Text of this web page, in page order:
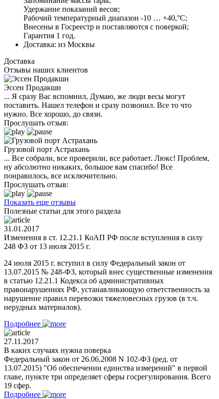
Удержание показаний весов;
Рабочий температурный диапазон -10 … +40,°С;
Внесены в Госреестр и поставляются с поверкой;
Гарантия 1 год.
Доставка: из Москвы
Доставка
Отзывы наших клиентов
Эссен Продакшн
... Я сразу Вас вспомнил, Думаю, же люди весы могут
поставить. Нашел телефон и сразу позвонил. Все то что
нужно. Все хорошо, до связи.
Прослушать отзыв:
Грузовой порт Астрахань
... Все собрали, все проверили, все работает. Люкс! Проблем,
ну абсолютно никаких, большое вам спасибо! Все
понравилось, все исключительно.
Прослушать отзыв:
Показать еще отзывы
Полезные статьи для этого раздела
31.01.2017
Изменения в ст. 12.21.1 КоАП РФ после вступления в силу
248 ФЗ от 13 июля 2015 г.
24 июля 2015 г. вступил в силу Федеральный закон от
13.07.2015 № 248-ФЗ, который внес существенные изменения
в статью 12.21.1 Кодекса об административных
правонарушениях РФ, устанавливающую ответственность за
нарушение правил перевозки тяжеловесных грузов (в т.ч.
нерудных материалов).
Подробнее
27.11.2017
В каких случаях нужна поверка
Федеральный закон от 26.06.2008 N 102-ФЗ (ред. от
13.07.2015) "Об обеспечении единства измерений" в первой
главе, пункте три определяет сферы госрегулирования. Всего
19 сфер.
Подробнее